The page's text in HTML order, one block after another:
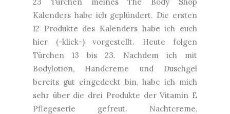
Kalenders habe ich geplündert. Die ersten
12 Produkte des Kalenders habe ich euch
hier (-klick-) vorgestellt. Heute folgen
Türchen 13 bis 23. Nachdem ich mit
Bodylotion, Handcreme und Duschgel
bereits gut eingedeckt bin, habe ich mich
sehr über die drei Produkte der Vitamin E
Pflegeserie gefreut. Nachtcreme,